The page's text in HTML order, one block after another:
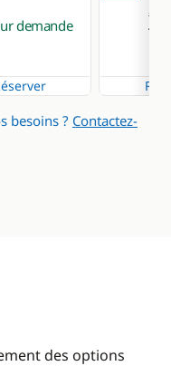
demande
13
7
besoins ? Contactez-
des options